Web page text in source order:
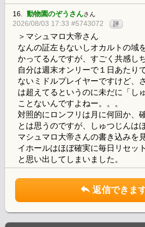
16. 動物園のぞうさんさん
2026/08/03 17:33 #5743072 評
＞マシュマロ大帝さん
なんの証左もないしオカルトの域
かってるんですが、すごく共感し
自分は週末オンリーで１日あたり
ないミドルプレイヤーですけど、
は超えてるというのに未だに「し
ことないんですよねー。。。
対照的にロンフリは月に何回か、
とは思うのですが、しゅつじんは
マシュマロ大帝さんの書き込みを
イホールはほぼ確実に毎日リセッ
と思い出してしまいました。
返信できま